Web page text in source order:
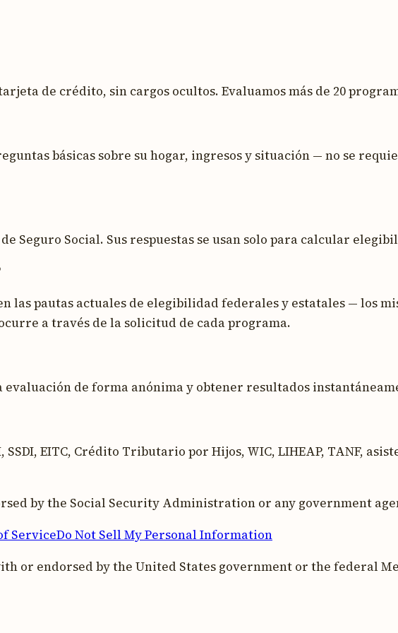
de crédito, sin cargos ocultos. Evaluamos más de 20
básicas sobre su hogar, ingresos y situación — no se
Seguro Social. Sus respuestas se usan solo para calcular
las pautas actuales de elegibilidad federales y estatales — los
a través de la solicitud de cada programa.
evaluación de forma anónima y obtener resultados
SSDI, EITC, Crédito Tributario por Hijos, WIC, LIHEAP, TANF,
by the Social Security Administration or any government
ServiceDo Not Sell My Personal Information
or endorsed by the United States government or the federal